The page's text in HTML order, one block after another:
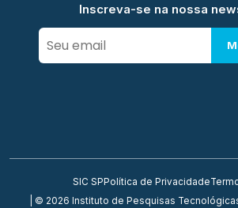
Inscreva-se na nossa
SIC SP Política de Privacidade
| © 2026 Instituto de Pesquisas